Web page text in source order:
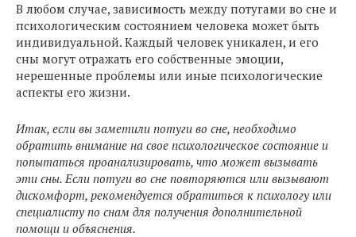
В любом случае, зависимость между потугами во сне и
психологическим состоянием человека может быть
индивидуальной. Каждый человек уникален, и его
сны могут отражать его собственные эмоции,
нерешенные проблемы или иные психологические
аспекты его жизни.
Итак, если вы заметили потуги во сне, необходимо
обратить внимание на свое психологическое состояние и
попытаться проанализировать, что может вызывать
эти сны. Если потуги во сне повторяются или вызывают
дискомфорт, рекомендуется обратиться к психологу или
специалисту по снам для получения дополнительной
помощи и объяснения.